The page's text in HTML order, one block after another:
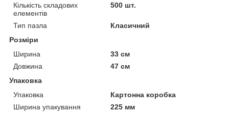
Кількість складових
елементів
500 шт.
Тип пазла
Класичний
Розміри
Ширина
33 см
Довжина
47 см
Упаковка
Упаковка
Картонна коробка
Ширина упакування
225 мм